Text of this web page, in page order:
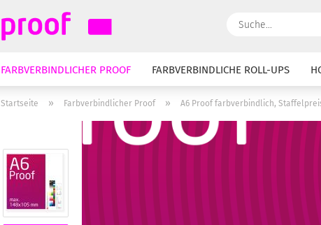
FARBVERBINDLICHER PROOF FARBVERBINDLICHE ROLL-UPS
Startseite » Farbverbindlicher Proof » A6 Proof farbverbindlich,